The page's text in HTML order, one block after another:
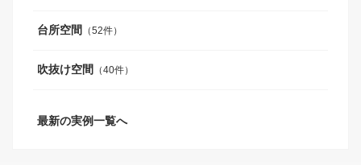
台所空間 （52件）
吹抜け空間 （40件）
最新の実例一覧へ